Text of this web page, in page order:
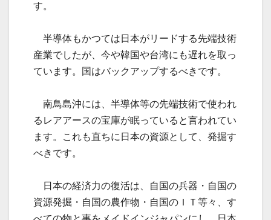
す。
半導体もかつては日本がリードする先端技術
産業でしたが、今や韓国や台湾にも遅れを取っ
ています。国はバックアップするべきです。
南鳥島沖には、半導体等の先端技術で使われ
るレアアースの宝庫が眠っていると言われてい
ます。これも直ちに日本の資源として、発掘す
べきです。
日本の経済力の復活は、自国の兵器・自国の
資源発掘・自国の農作物・自国のＩＴ等々、す